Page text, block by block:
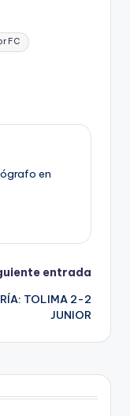
FC
en
entrada
TOLIMA 2-2
JUNIOR